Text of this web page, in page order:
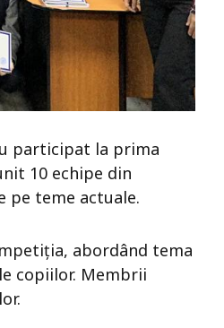
participat la prima
10 echipe din
pe teme actuale.
abordând tema
copiilor. Membrii